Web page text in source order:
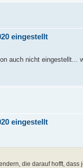
eingestellt
auch nicht eingestellt...
eingestellt
die darauf hofft,